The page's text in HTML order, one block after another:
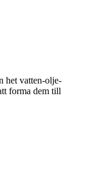
het vatten-olje-
forma dem till